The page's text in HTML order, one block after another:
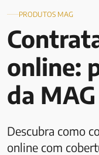
PRODUTOS MAG
online:
da
Descubra como
online com